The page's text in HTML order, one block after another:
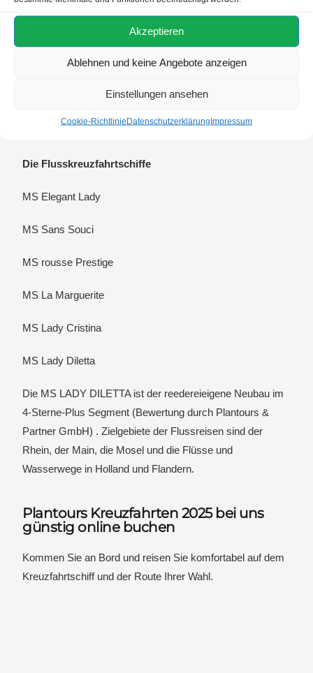
Akzeptieren
Ablehnen und keine Angebote anzeigen
Einstellungen ansehen
Cookie-RichtlinieDatenschutzerklärungImpressum
Flusskreuzfahrten von Plantours
Inklusivleistungen wird Ihre Schiffsreise viel besser
Die Flusskreuzfahrtschiffe
MS Elegant Lady
MS Sans Souci
MS rousse Prestige
MS La Marguerite
MS Lady Cristina
MS Lady Diletta
Die MS LADY DILETTA ist der reedereieigene Neubau im
4-Sterne-Plus Segment (Bewertung durch Plantours &
Partner GmbH) . Zielgebiete der Flussreisen sind der
Rhein, der Main, die Mosel und die Flüsse und
Wasserwege in Holland und Flandern.
Plantours Kreuzfahrten 2025 bei uns
günstig online buchen
Kommen Sie an Bord und reisen Sie komfortabel auf dem
Kreuzfahrtschiff und der Route Ihrer Wahl.